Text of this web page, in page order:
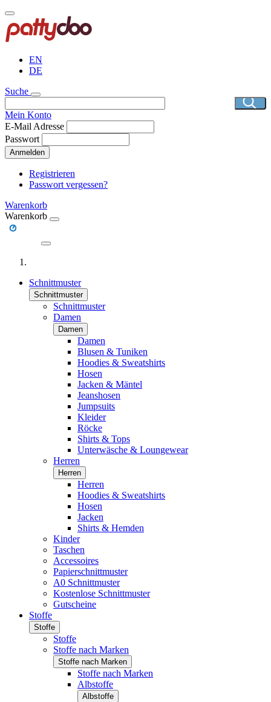
Direkt
zum
Inhalt
EN
DE
Suche
Mein Konto
E-Mail Adresse
Passwort
Anmelden
Registrieren
Passwort vergessen?
Warenkorb
Warenkorb
Schnittmuster
Schnittmuster
Schnittmuster
Damen
Damen
Damen
Blusen & Tuniken
Hoodies & Sweatshirts
Hosen
Jacken & Mäntel
Jeanshosen
Jumpsuits
Kleider
Röcke
Shirts & Tops
Unterwäsche & Loungewear
Herren
Herren
Herren
Hoodies & Sweatshirts
Hosen
Jacken
Shirts & Hemden
Kinder
Taschen
Accessoires
Papierschnittmuster
A0 Schnittmuster
Kostenlose Schnittmuster
Gutscheine
Stoffe
Stoffe
Stoffe
Stoffe nach Marken
Stoffe nach Marken
Stoffe nach Marken
Albstoffe
Albstoffe